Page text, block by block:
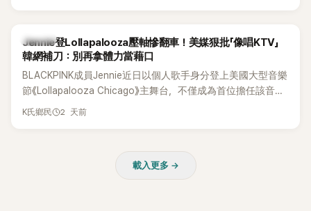
K-POP
Jennie登Lollapalooza壓軸慘翻車！美媒狠批「像唱KTV」
韓網補刀：別再拿體力當藉口
BLACKPINK成員Jennie近日以個人歌手身分登上美國大型音樂
節《Lollapalooza Chicago》主舞台，不僅成為首位擔任該音樂
節Headliner（壓軸主秀）的K-POP女SOLO歌手，寫下全新紀
K氏鄉民 2 天前
載入更多 →